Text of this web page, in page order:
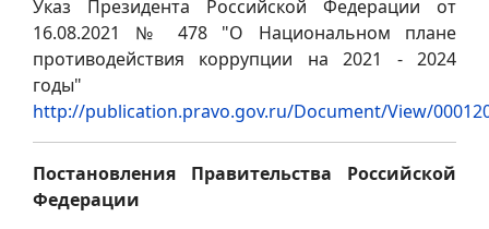
Указ Президента Российской Федерации от
16.08.2021 № 478 "О Национальном плане
противодействия коррупции на 2021 - 2024
годы"
http://publication.pravo.gov.ru/Document/View/
Постановления Правительства Российской
Федерации